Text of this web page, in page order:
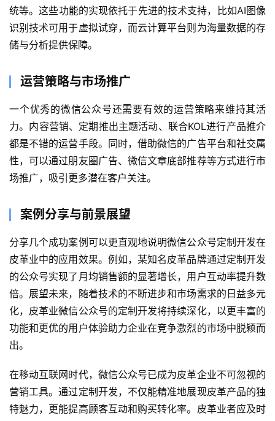
首
关
于
案
务
H
5
开
发
信
开
发
统等。这些功能的实现依托于先进的技术支持，比如AI图像
识别技术可用于虚拟试穿，而云计算平台则为海量数据的存
储与分析提供保障。
运营策略与市场推广
一个优秀的微信公众号还需要有效的运营策略来维持其活
力。内容营销、定期推出主题活动、联合KOL进行产品推介
都是不错的运营手段。同时，借助微信的广告平台和社交属
性，可以通过朋友圈广告、微信文章底部推荐等方式进行市
场推广，吸引更多潜在客户关注。
案例分享与前景展望
分享几个成功案例可以更直观地说明微信公众号定制开发在
皮革业中的应用效果。例如，某知名皮革品牌通过定制开发
的公众号实现了月均销售额的显著增长，用户互动率提升数
倍。展望未来，随着技术的不断进步和市场需求的日益多元
化，皮革业微信公众号的定制开发将持续深化，以更丰富的
功能和更优的用户体验助力企业在竞争激烈的市场中脱颖而
出。
在移动互联网时代，微信公众号已成为皮革企业不可忽视的
营销工具。通过定制开发，不仅能精准地展现皮革产品的独
特魅力，更能提高顾客互动和购买转化率。皮革业者应及时